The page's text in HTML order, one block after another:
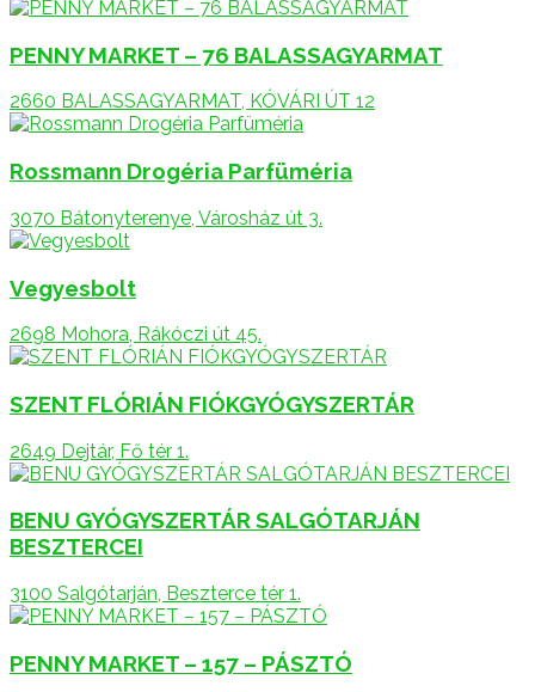
PENNY MARKET – 76 BALASSAGYARMAT
2660 BALASSAGYARMAT, KÓVÁRI ÚT 12
Rossmann Drogéria Parfüméria
3070 Bátonyterenye, Városház út 3.
Vegyesbolt
2698 Mohora, Rákóczi út 45.
SZENT FLÓRIÁN FIÓKGYÓGYSZERTÁR
2649 Dejtár, Fő tér 1.
BENU GYÓGYSZERTÁR SALGÓTARJÁN
BESZTERCEI
3100 Salgótarján, Beszterce tér 1.
PENNY MARKET – 157 – PÁSZTÓ